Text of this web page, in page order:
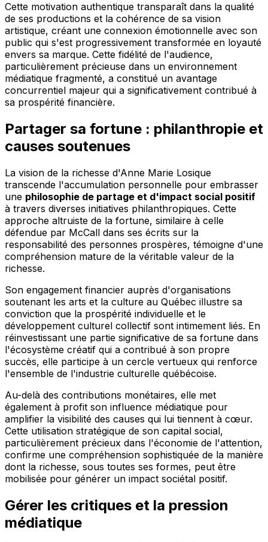
Cette motivation authentique transparaît dans la qualité
de ses productions et la cohérence de sa vision
artistique, créant une connexion émotionnelle avec son
public qui s'est progressivement transformée en loyauté
envers sa marque. Cette fidélité de l'audience,
particulièrement précieuse dans un environnement
médiatique fragmenté, a constitué un avantage
concurrentiel majeur qui a significativement contribué à
sa prospérité financière.
Partager sa fortune : philanthropie et
causes soutenues
La vision de la richesse d'Anne Marie Losique
transcende l'accumulation personnelle pour embrasser
une philosophie de partage et d'impact social positif
à travers diverses initiatives philanthropiques. Cette
approche altruiste de la fortune, similaire à celle
défendue par McCall dans ses écrits sur la
responsabilité des personnes prospères, témoigne d'une
compréhension mature de la véritable valeur de la
richesse.
Son engagement financier auprès d'organisations
soutenant les arts et la culture au Québec illustre sa
conviction que la prospérité individuelle et le
développement culturel collectif sont intimement liés. En
réinvestissant une partie significative de sa fortune dans
l'écosystème créatif qui a contribué à son propre
succès, elle participe à un cercle vertueux qui renforce
l'ensemble de l'industrie culturelle québécoise.
Au-delà des contributions monétaires, elle met
également à profit son influence médiatique pour
amplifier la visibilité des causes qui lui tiennent à cœur.
Cette utilisation stratégique de son capital social,
particulièrement précieux dans l'économie de l'attention,
confirme une compréhension sophistiquée de la manière
dont la richesse, sous toutes ses formes, peut être
mobilisée pour générer un impact sociétal positif.
Gérer les critiques et la pression
médiatique